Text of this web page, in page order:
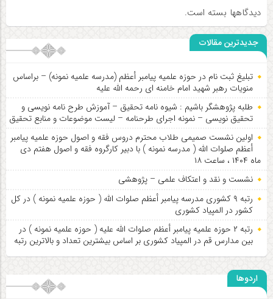
دیدگاهها بسته است.
جدیدترین مقالات
تبلیغ ثبت نام در حوزه علمیه پیامبر أعظم (مدرسه علمیه نمونه) – براساس
منویات رهبر شهید امام خامنه ای رحمه الله علیه
طلبه پژوهشگر باشیم : شیوه نامه تحقیق – آموزش طرح نامه نویسی و
تحقیق نویسی – نمونه اجرای طرحنامه – لیست موضوعات و منابع تحقیق
اولین نشست صمیمی طلاب محترم دروس فقه و اصول حوزه علمیه پیامبر
أعظم صلوات الله ( مدرسه نمونه ) با دبیر کارگروه فقه و اصول هفتم دی
ماه ۱۴۰۴ ، ساعت ۱۸
نشست و نقد و اعتکاف علمی – پژوهشی
رتبه ۹ کشوری مدرسه پیامبر أعظم صلوات الله ( حوزه علمیه نمونه ) در کل
کشور در المپیاد کشوری
رتبه ۲ حوزه علمیه پیامبر أعظم صلوات الله علیه ( حوزه علمیه نمونه ) در
بین مدارس قم در المپیاد کشوری بر اساس بیشترین تعداد و بالاترین رتبه
اردوها